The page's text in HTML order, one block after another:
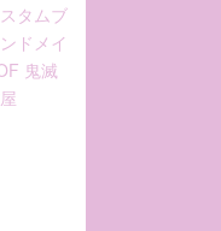
タムブ
ドメイ
鬼滅